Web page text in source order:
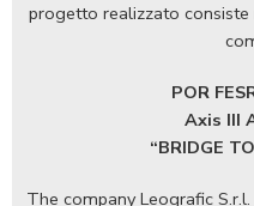
progetto realizzato
POR
Axis III
“BRIDGE
The company Leografic